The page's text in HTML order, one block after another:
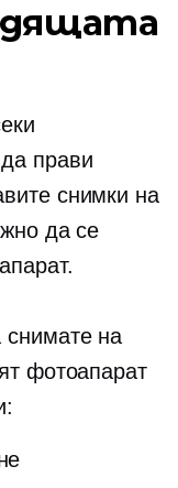
прави
снимки на
да се
снимате на
фотоапарат